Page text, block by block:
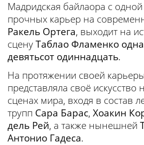
Мадридская байлаора с
прочных карьер на
Ракель Ортега, выходит на
сцену Таблао Фламенко
девятьсот одиннадцать.
На протяжении своей
представляла своё искусство
сценах мира, входя в состав
трупп Сара Барас, Хоакин
дель Рей, а также нынешней
Антонио Гадеса.